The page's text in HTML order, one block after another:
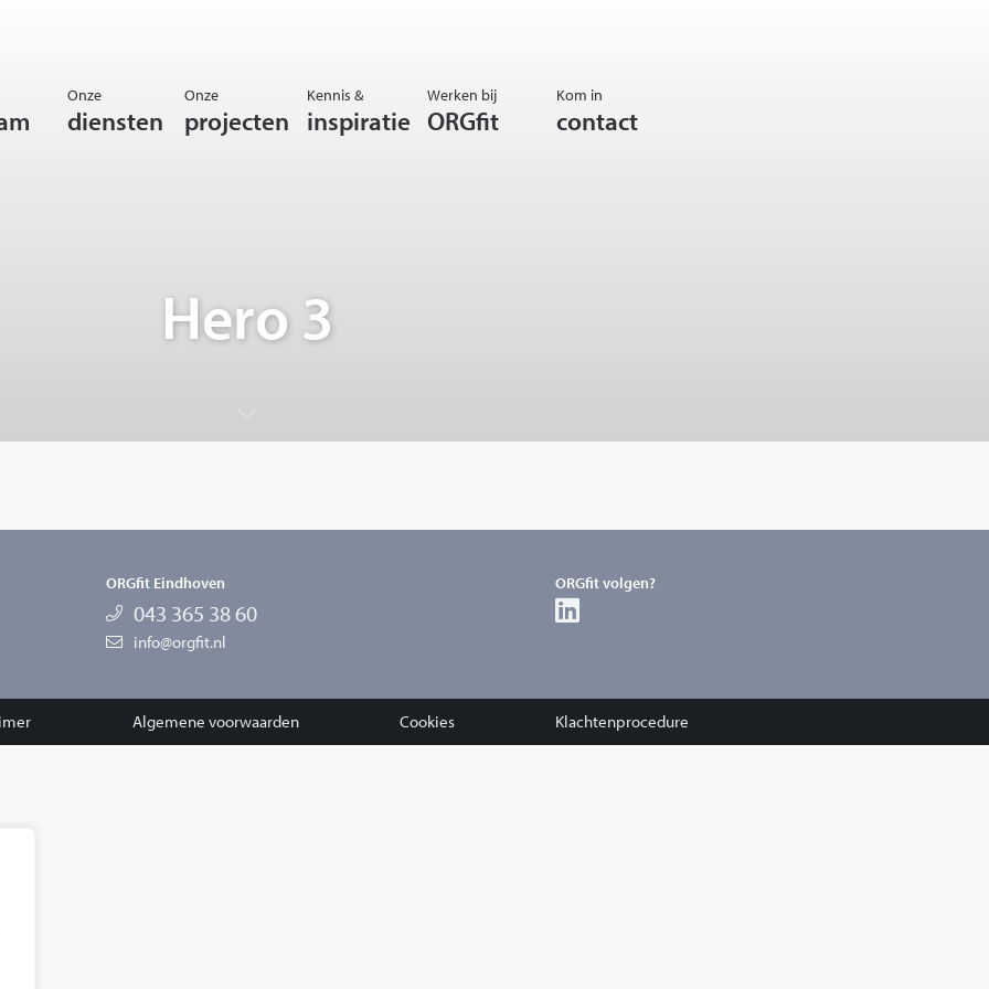
Onze
diensten
Onze
projecten
Kennis &
inspiratie
Werken bij
ORGfit
Kom in
contact
Hero 3
ORGfit Eindhoven
043 365 38 60
info@orgfit.nl
ORGfit volgen?
Algemene voorwaarden Cookies Klachtenprocedure